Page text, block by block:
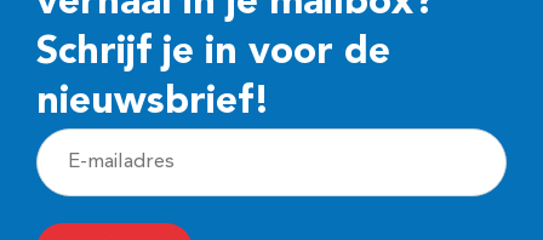
Schrijf je in voor de
nieuwsbrief!
E
-
m